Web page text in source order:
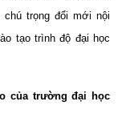
chú trọng đổi mới nội
tạo trình độ đại học
của trường đại học